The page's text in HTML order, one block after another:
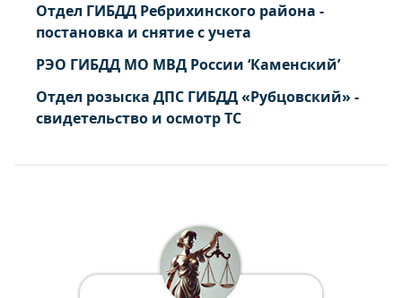
Отдел ГИБДД Ребрихинского района -
постановка и снятие с учета
РЭО ГИБДД МО МВД России ‘Каменский’
Отдел розыска ДПС ГИБДД «Рубцовский» -
свидетельство и осмотр ТС